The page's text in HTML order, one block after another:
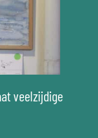
veelzijdige